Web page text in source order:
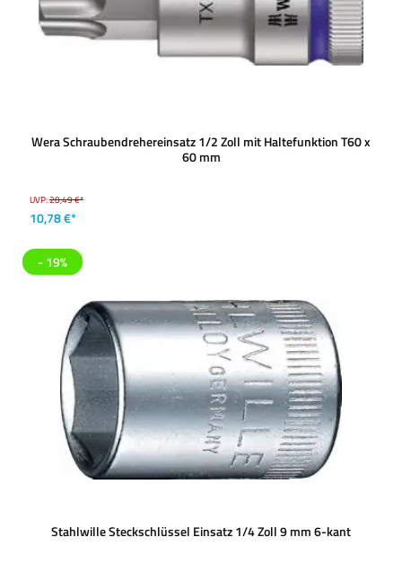
Wera Schraubendrehereinsatz 1/2 Zoll mit Haltefunktion T60 x
60 mm
UVP:20,49 €*
10,78 €*
- 19%
Stahlwille Steckschlüssel Einsatz 1/4 Zoll 9 mm 6-kant